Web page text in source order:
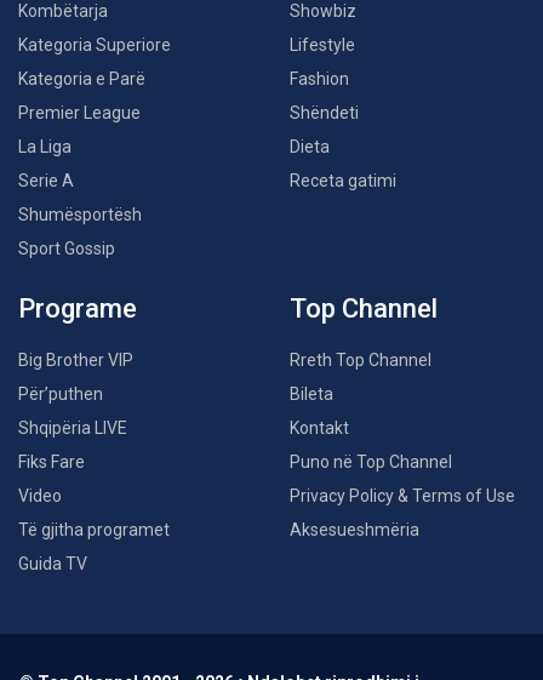
Kombëtarja
Kategoria Superiore
Kategoria e Parë
Premier League
La Liga
Serie A
Shumësportësh
Sport Gossip
Showbiz
Lifestyle
Fashion
Shëndeti
Dieta
Receta gatimi
Programe
Big Brother VIP
Për’puthen
Shqipëria LIVE
Fiks Fare
Video
Të gjitha programet
Guida TV
Top Channel
Rreth Top Channel
Bileta
Kontakt
Puno në Top Channel
Privacy Policy & Terms of Use
Aksesueshmëria